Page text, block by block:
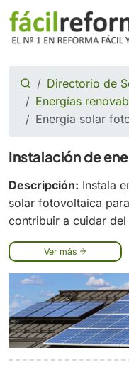
Directorio de
Energías
Energía solar
Instalación de
Descripción: Instala
solar fotovoltaica
contribuir a cuidar
Ver más